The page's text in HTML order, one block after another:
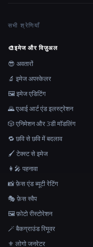
सभी श्रेणियाँ
🎨इमेज और विज़ुअल
😎 अवतारों
🔬 इमेज अपस्केलर
🖼️ इमेज एडिटिंग
🌄 एआई आर्ट एंड इलस्ट्रेशन
🎲 एनिमेशन और 3डी मॉडलिंग
🔁 छवि से छवि में बदलाव
🖌️ टेक्स्ट से इमेज
👩‍🎤 पहनावा
📸 फ़ेस एंड ब्यूटी रेटिंग
🎭 फ़ेस स्वैप
🖼️ फ़ोटो रीस्टोरेशन
🪄 बैकग्राउंड रिमूवर
⚜️ लोगो जनरेटर